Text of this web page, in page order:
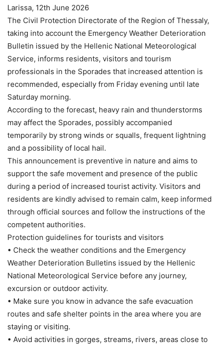
Larissa, 12th June 2026
The Civil Protection Directorate of the Region of Thessaly,
taking into account the Emergency Weather Deterioration
Bulletin issued by the Hellenic National Meteorological
Service, informs residents, visitors and tourism
professionals in the Sporades that increased attention is
recommended, especially from Friday evening until late
Saturday morning.
According to the forecast, heavy rain and thunderstorms
may affect the Sporades, possibly accompanied
temporarily by strong winds or squalls, frequent lightning
and a possibility of local hail.
This announcement is preventive in nature and aims to
support the safe movement and presence of the public
during a period of increased tourist activity. Visitors and
residents are kindly advised to remain calm, keep informed
through official sources and follow the instructions of the
competent authorities.
Protection guidelines for tourists and visitors
• Check the weather conditions and the Emergency
Weather Deterioration Bulletins issued by the Hellenic
National Meteorological Service before any journey,
excursion or outdoor activity.
• Make sure you know in advance the safe evacuation
routes and safe shelter points in the area where you are
staying or visiting.
• Avoid activities in gorges, streams, rivers, areas close to